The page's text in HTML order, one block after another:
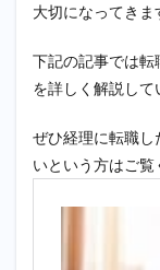
進行で
こなす
マルチ
タスク
3
【経理
職！】
大切になってきま
下記の記事では
を詳しく解説して
ぜひ経理に転職し
いという方はご覧